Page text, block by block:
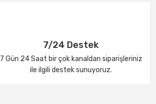
7/24 Destek
7 Gün 24 Saat bir çok kanaldan siparişleriniz
ile ilgili destek sunuyoruz.